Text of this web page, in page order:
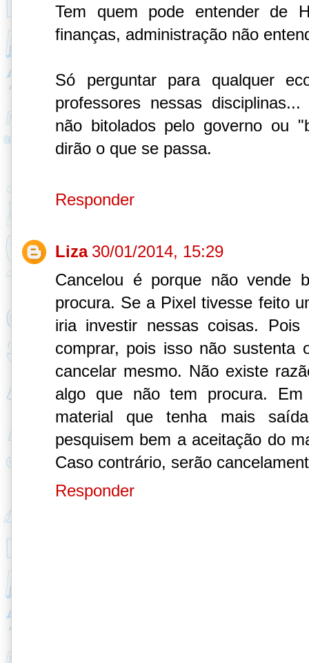
Tem quem pode entender de
finanças, administração não
Só perguntar para qualquer
professores nessas
não bitolados pelo governo ou
dirão o que se passa.
Responder
Liza 30/01/2014, 15:29
Cancelou é porque não vende
procura. Se a Pixel tivesse feito
iria investir nessas coisas.
comprar, pois isso não
cancelar mesmo. Não existe
algo que não tem procura.
material que tenha mais
pesquisem bem a aceitação do
Caso contrário, serão
Responder